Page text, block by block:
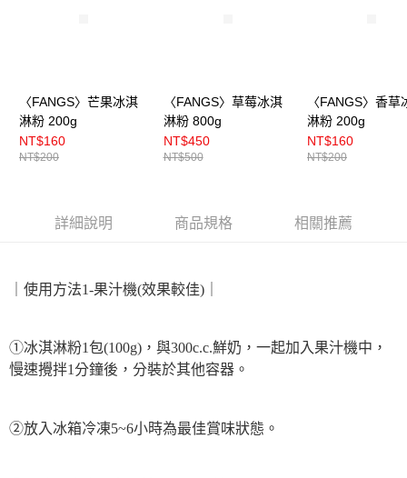
〈FANGS〉芒果冰淇
淋粉 200g
NT$160
NT$200
〈FANGS〉草莓冰淇
淋粉 800g
NT$450
NT$500
〈FANGS〉香草
淋粉 200g
NT$160
NT$200
詳細說明 商品規格 相關推薦
｜使用方法1-果汁機(效果較佳)｜
①冰淇淋粉1包(100g)，與300c.c.鮮奶，一起加入果汁機中，
慢速攪拌1分鐘後，分裝於其他容器。
②放入冰箱冷凍5~6小時為最佳賞味狀態。